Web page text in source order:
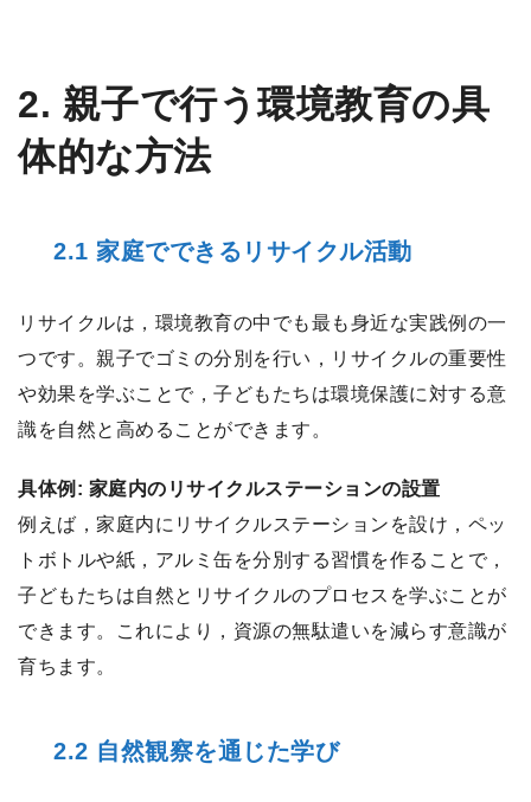
2. 親子で行う環境教育の具
体的な方法
2.1 家庭でできるリサイクル活動
リサイクルは，環境教育の中でも最も身近な実践例の一
つです。親子でゴミの分別を行い，リサイクルの重要性
や効果を学ぶことで，子どもたちは環境保護に対する意
識を自然と高めることができます。
具体例: 家庭内のリサイクルステーションの設置
例えば，家庭内にリサイクルステーションを設け，ペッ
トボトルや紙，アルミ缶を分別する習慣を作ることで，
子どもたちは自然とリサイクルのプロセスを学ぶことが
できます。これにより，資源の無駄遣いを減らす意識が
育ちます。
2.2 自然観察を通じた学び